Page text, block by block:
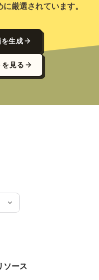
厳選されています。
生成
見る
ソース